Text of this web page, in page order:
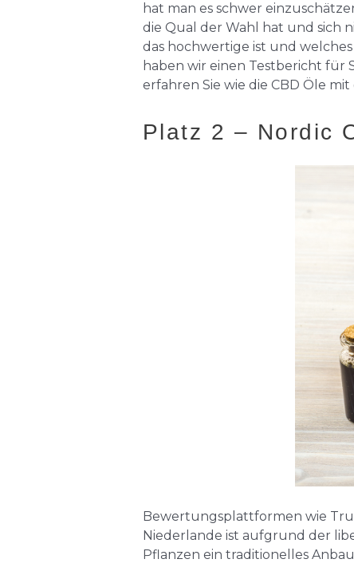
hat man es schwer
die Qual der Wahl hat und sich
das hochwertige ist und
haben wir einen Testbericht für
erfahren Sie wie die CBD Öle
Platz 2 – Nordic
Bewertungsplattformen wie
Niederlande ist aufgrund der
Pflanzen ein traditionelles